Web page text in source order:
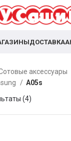
ДОСТАВКА
аксессуары
A05s
(4)